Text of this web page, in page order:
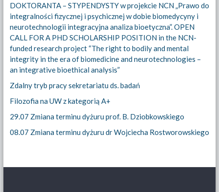
DOKTORANTA – STYPENDYSTY w projekcie NCN „Prawo do
integralności fizycznej i psychicznej w dobie biomedycyny i
neurotechnologii integracyjna analiza bioetyczna”. OPEN
CALL FOR A PHD SCHOLARSHIP POSITION in the NCN-
funded research project “The right to bodily and mental
integrity in the era of biomedicine and neurotechnologies –
an integrative bioethical analysis”
Zdalny tryb pracy sekretariatu ds. badań
Filozofia na UW z kategorią A+
29.07 Zmiana terminu dyżuru prof. B. Dziobkowskiego
08.07 Zmiana terminu dyżuru dr Wojciecha Rostworowskiego